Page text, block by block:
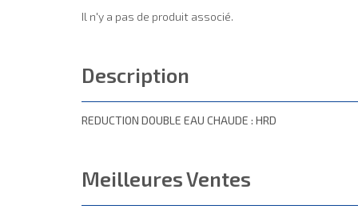
Il n'y a pas de produit associé.
Description
REDUCTION DOUBLE EAU CHAUDE : HRD
Meilleures Ventes